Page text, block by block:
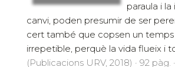
paraula i
canvi, poden presumir de ser
cert també que copsen un temps
irrepetible, perquè la vida flueix i
(Publicacions URV, 2018) · 92 pàg.